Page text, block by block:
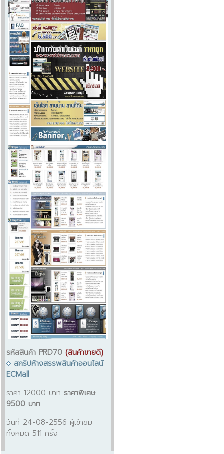
รหัสสินค้า PRD70 (สินค้าขายดี)
สคริปห้างสรรพสินค้าออนไลน์
ECMall
ราคา 12000 บาท ราคาพิเศษ
9500 บาท
วันที่ 24-08-2556 ผู้เข้าชม
ทั้งหมด 511 ครั้ง